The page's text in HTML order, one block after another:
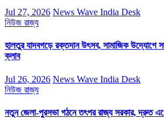
Jul 27, 2026 News Wave India Desk
নিউজ রাজ্য
হালতুর যাদবগড়ে রক্তদান উৎসব, সামাজিক উদ্যোগে
ক্লাব
Jul 26, 2026 News Wave India Desk
নিউজ রাজ্য
নতুন জেলা-পুরসভা গঠনে তৎপর রাজ্য সরকার, দ্রুত